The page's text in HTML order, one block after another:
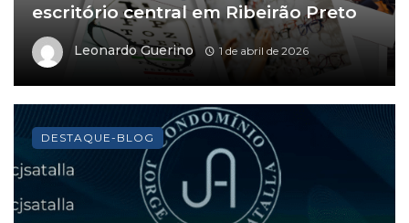
escritório central em Ribeirão Preto
Leonardo Guerino 1 de abril de 2026
DESTAQUE-BLOG